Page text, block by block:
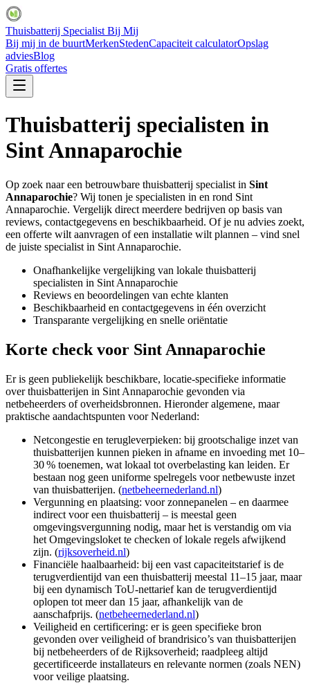
Thuisbatterij Specialist Bij Mij
Bij mij in de buurtMerkenStedenCapaciteit calculatorOpslag
adviesBlog
Gratis offertes
Thuisbatterij specialisten in
Sint Annaparochie
Op zoek naar een betrouwbare thuisbatterij specialist in Sint
Annaparochie? Wij tonen je specialisten in en rond Sint
Annaparochie. Vergelijk direct meerdere bedrijven op basis van
reviews, contactgegevens en beschikbaarheid. Of je nu advies zoekt,
een offerte wilt aanvragen of een installatie wilt plannen – vind snel
de juiste specialist in Sint Annaparochie.
Onafhankelijke vergelijking van lokale thuisbatterij
specialisten in Sint Annaparochie
Reviews en beoordelingen van echte klanten
Beschikbaarheid en contactgegevens in één overzicht
Transparante vergelijking en snelle oriëntatie
Korte check voor Sint Annaparochie
Er is geen publiekelijk beschikbare, locatie-specifieke informatie
over thuisbatterijen in Sint Annaparochie gevonden via
netbeheerders of overheidsbronnen. Hieronder algemene, maar
praktische aandachtspunten voor Nederland:
Netcongestie en terugleverpieken: bij grootschalige inzet van
thuisbatterijen kunnen pieken in afname en invoeding met 10–
30 % toenemen, wat lokaal tot overbelasting kan leiden. Er
bestaan nog geen uniforme spelregels voor netbewuste inzet
van thuisbatterijen. (netbeheernederland.nl)
Vergunning en plaatsing: voor zonnepanelen – en daarmee
indirect voor een thuisbatterij – is meestal geen
omgevingsvergunning nodig, maar het is verstandig om via
het Omgevingsloket te checken of lokale regels afwijkend
zijn. (rijksoverheid.nl)
Financiële haalbaarheid: bij een vast capaciteitstarief is de
terugverdientijd van een thuisbatterij meestal 11–15 jaar, maar
bij een dynamisch ToU-nettarief kan de terugverdientijd
oplopen tot meer dan 15 jaar, afhankelijk van de
aanschafprijs. (netbeheernederland.nl)
Veiligheid en certificering: er is geen specifieke bron
gevonden over veiligheid of brandrisico’s van thuisbatterijen
bij netbeheerders of de Rijksoverheid; raadpleeg altijd
gecertificeerde installateurs en relevante normen (zoals NEN)
voor veilige plaatsing.